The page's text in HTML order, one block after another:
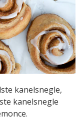
kanelsnegle,
kanelsnegle